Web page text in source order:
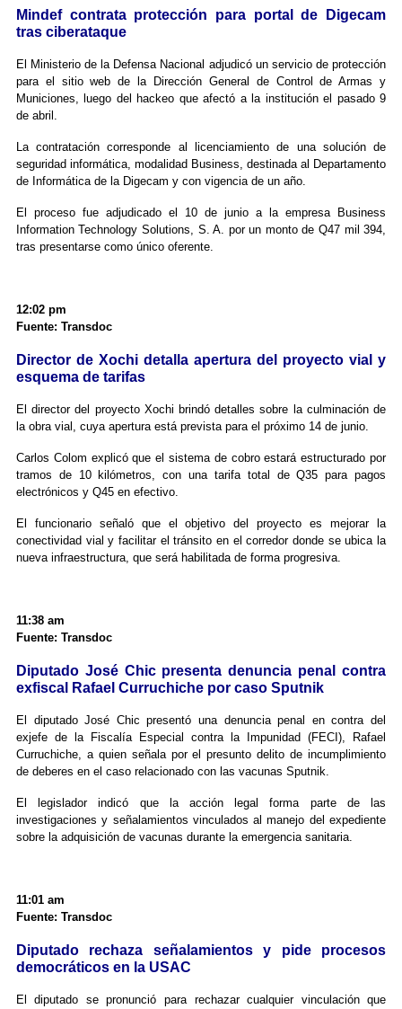
Mindef contrata protección para portal de Digecam
tras ciberataque
El Ministerio de la Defensa Nacional adjudicó un servicio de protección
para el sitio web de la Dirección General de Control de Armas y
Municiones, luego del hackeo que afectó a la institución el pasado 9
de abril.
La contratación corresponde al licenciamiento de una solución de
seguridad informática, modalidad Business, destinada al Departamento
de Informática de la Digecam y con vigencia de un año.
El proceso fue adjudicado el 10 de junio a la empresa Business
Information Technology Solutions, S. A. por un monto de Q47 mil 394,
tras presentarse como único oferente.
12:02 pm
Fuente: Transdoc
Director de Xochi detalla apertura del proyecto vial y
esquema de tarifas
El director del proyecto Xochi brindó detalles sobre la culminación de
la obra vial, cuya apertura está prevista para el próximo 14 de junio.
Carlos Colom explicó que el sistema de cobro estará estructurado por
tramos de 10 kilómetros, con una tarifa total de Q35 para pagos
electrónicos y Q45 en efectivo.
El funcionario señaló que el objetivo del proyecto es mejorar la
conectividad vial y facilitar el tránsito en el corredor donde se ubica la
nueva infraestructura, que será habilitada de forma progresiva.
11:38 am
Fuente: Transdoc
Diputado José Chic presenta denuncia penal contra
exfiscal Rafael Curruchiche por caso Sputnik
El diputado José Chic presentó una denuncia penal en contra del
exjefe de la Fiscalía Especial contra la Impunidad (FECI), Rafael
Curruchiche, a quien señala por el presunto delito de incumplimiento
de deberes en el caso relacionado con las vacunas Sputnik.
El legislador indicó que la acción legal forma parte de las
investigaciones y señalamientos vinculados al manejo del expediente
sobre la adquisición de vacunas durante la emergencia sanitaria.
11:01 am
Fuente: Transdoc
Diputado rechaza señalamientos y pide procesos
democráticos en la USAC
El diputado se pronunció para rechazar cualquier vinculación que